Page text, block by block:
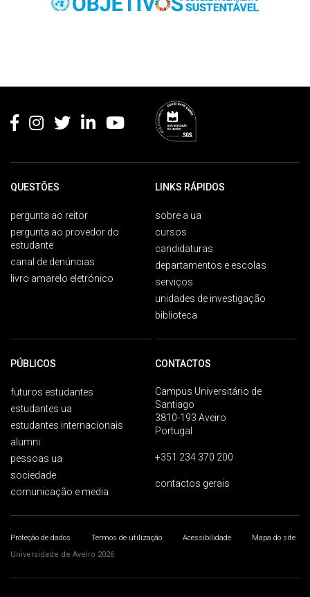
QUESTÕES
pergunta ao reitor
pergunta ao provedor do
estudante
canal de denúncias
livro amarelo eletrónico
LINKS RÁPIDOS
sobre a ua
cursos
candidaturas
departamentos e escolas
serviços
unidades de investigação
biblioteca
PÚBLICOS
futuros estudantes
estudantes ua
estudantes internacionais
alumni
pessoas ua
sociedade
comunicação e media
CONTACTOS
Campus Universitário de
Santiago
3810-193 Aveiro
Portugal
+351 234 370 200
contactos gerais
Proteção de dados Termos de utilização Acessibilidade
Mapa do site
Universidade de Aveiro 2026